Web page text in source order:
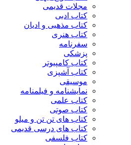
مجلات قدیمی
کتاب ادبی
کتاب مذهبی و ادیان
کتاب هنری
سفرنامه
پزشکی
کتاب کامپیوتر
کتاب آشپزی
موسیقی
نمایشنامه و فیلمنامه
کتاب علمی
کتاب صوتی
کتاب های تن تن و میلو
کتاب های درسی قدیمی
کتاب فلسفی